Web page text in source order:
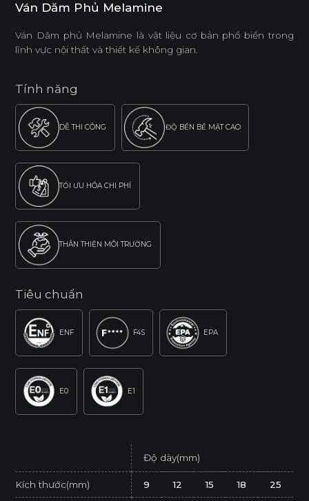
Ván Dăm Phủ Melamine
Ván Dăm phủ Melamine là vật liệu cơ bản phổ biến trong
lĩnh vực nội thất và thiết kế không gian.
Tính năng
DỄ THI CÔNG ĐỘ BỀN BỀ MẶT CAO
TỐI ƯU HÓA CHI PHÍ
THÂN THIỆN MÔI TRƯỜNG
Tiêu chuẩn
ENF F4S EPA
E0 E1
Độ dày(mm)
Kích thước(mm) 9 12 15 18 25